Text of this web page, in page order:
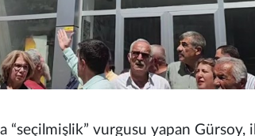
“seçilmişlik” vurgusu yapan Gürsoy,